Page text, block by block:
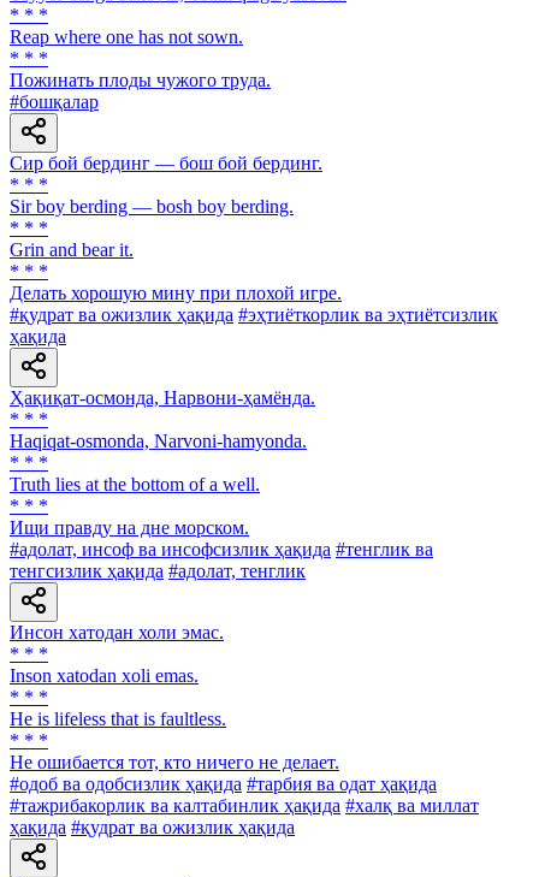
* * *
Reap where one has not sown.
* * *
Пожинать плоды чужого труда.
#бошқалар
Сир бой бердинг — бош бой бердинг.
* * *
Sir boy berding — bosh boy berding.
* * *
Grin and bear it.
* * *
Делать хорошую мину при плохой игре.
#қудрат ва ожизлик ҳақида #эҳтиёткорлик ва эҳтиётсизлик
ҳақида
Ҳақиқат-осмонда, Нарвони-ҳамёнда.
* * *
Haqiqat-osmonda, Narvoni-hamyonda.
* * *
Truth lies at the bottom of a well.
* * *
Ищи правду на дне морском.
#адолат, инсоф ва инсофсизлик ҳақида #тенглик ва
тенгсизлик ҳақида #адолат, тенглик
Инсон хатодан холи эмас.
* * *
Inson xatodan xoli emas.
* * *
He is lifeless that is faultless.
* * *
He ошибается тот, кто ничего не делает.
#одоб ва одобсизлик ҳақида #тарбия ва одат ҳақида
#тажрибакорлик ва калтабинлик ҳақида #халқ ва миллат
ҳақида #қудрат ва ожизлик ҳақида